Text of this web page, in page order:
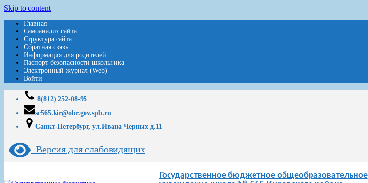
Skip to content
Главная
Самоанализ сайта
Структура сайта
Обратная связь
Информация для родителей
Паспорт безопасности школьника
Электронный журнал (Web)
Войти
8(812) 252-08-95
sc565.kir@obr.gov.spb.ru
Санкт-Петербург, ул.Ивана Черных д.11
Версия для слабовидящих
Государственное бюджетное общеобразовательное